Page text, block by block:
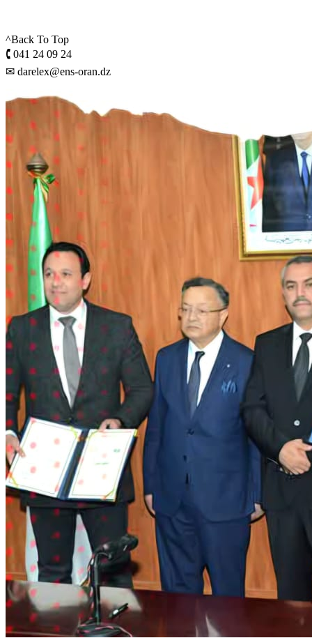
^Back To Top
🕻 041 24 09 24
✉ darelex@ens-oran.dz